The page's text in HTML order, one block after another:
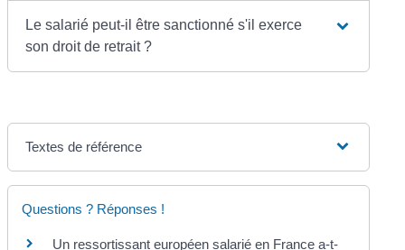
Le salarié peut-il être sanctionné s'il exerce
son droit de retrait ?
Textes de référence
Questions ? Réponses !
Un ressortissant européen salarié en France a-t-